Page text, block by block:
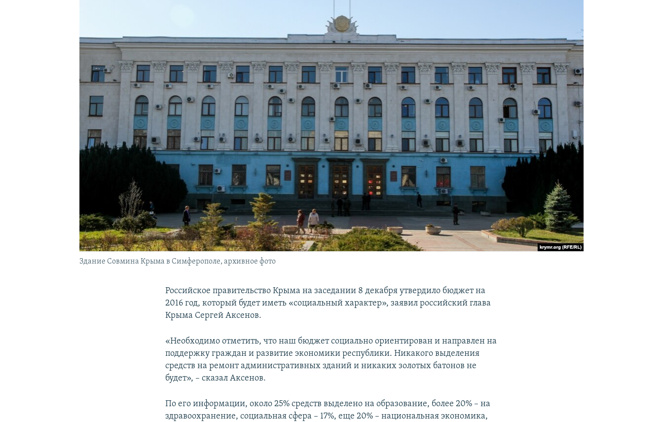
УКРАИНСКАЯ ПРОБЛЕМА КРЫМА
Здание Совмина Крыма в Симферополе, архивное фото
Российское правительство Крыма на заседании 8 декабря утвердило бюджет на
2016 год, который будет иметь «социальный характер», заявил российский глава
Крыма Сергей Аксенов.
«Необходимо отметить, что наш бюджет социально ориентирован и направлен на
поддержку граждан и развитие экономики республики. Никакого выделения
средств на ремонт административных зданий и никаких золотых батонов не
будет», – сказал Аксенов.
По его информации, около 25% средств выделено на образование, более 20% – на
здравоохранение, социальная сфера – 17%, еще 20% – национальная экономика,